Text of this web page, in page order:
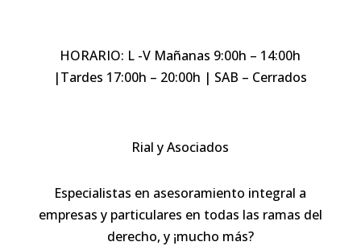
HORARIO: L -V Mañanas 9:00h – 14:00h
|Tardes 17:00h – 20:00h | SAB – Cerrados
Rial y Asociados
Especialistas en asesoramiento integral a
empresas y particulares en todas las ramas del
derecho, y ¡mucho más?